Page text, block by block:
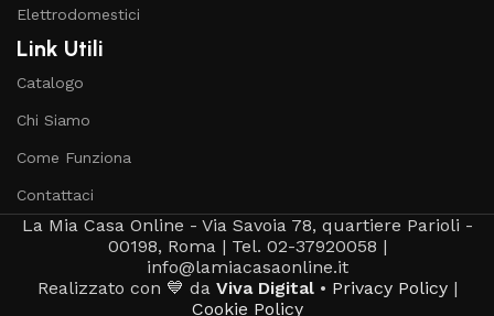
Elettrodomestici
Link Utili
Catalogo
Chi Siamo
Come Funziona
Contattaci
La Mia Casa Online - Via Savoia 78, quartiere Parioli -
00198, Roma | Tel. 02-37920058 |
info@lamiacasaonline.it
Realizzato con 💙 da Viva Digital• Privacy Policy|
Cookie Policy